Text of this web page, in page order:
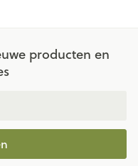
producten en